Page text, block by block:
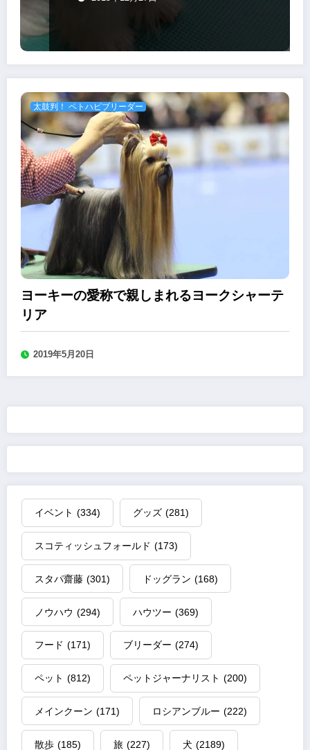
太鼓判！ ペトハピブリーダー
ヨーキーの愛称で親しまれるヨークシャーテ
リア
2019年5月20日
イベント (334) グッズ (281)
スコティッシュフォールド (173)
スタパ齋藤 (301) ドッグラン (168)
ノウハウ (294) ハウツー (369)
フード (171) ブリーダー (274)
ペット (812) ペットジャーナリスト (200)
メインクーン (171) ロシアンブルー (222)
散歩 (185) 旅 (227) 犬 (2189)